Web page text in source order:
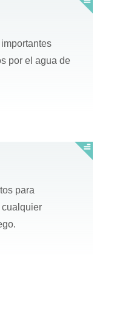
por el agua de
para
cualquier